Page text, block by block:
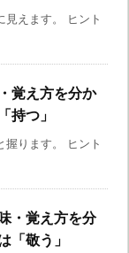
見えます。 ヒント
覚え方を分か
持つ」
握ります。 ヒント
・覚え方を分
「敬う」